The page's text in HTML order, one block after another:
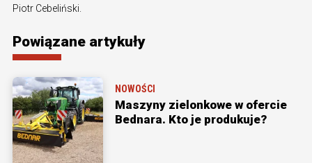
Piotr Cebeliński.
Powiązane artykuły
NOWOŚCI
Maszyny zielonkowe w ofercie
Bednara. Kto je produkuje?